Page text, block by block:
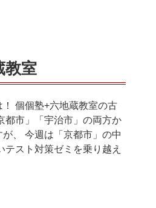
教室
個個塾+六地蔵教室の古
都市」「宇治市」の両方か
、 今週は「京都市」の中
スト対策ゼミを乗り越え